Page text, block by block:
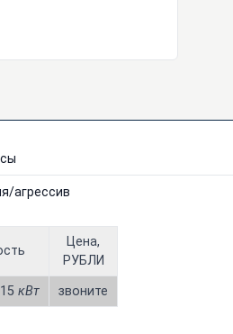
агрессив
Цена,
РУБЛИ
кВт звоните